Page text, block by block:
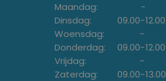
Maandag: -
Dinsdag:
09.00-12.00
Woensdag:
-
Donderdag:
09.00-12.00
Vrijdag:
-
Zaterdag:
09.00-13.00